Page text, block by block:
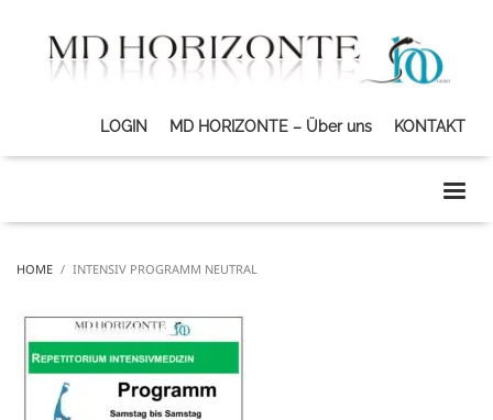
LOGIN MD HORIZONTE – Über uns KONTAKT
HOME INTENSIV PROGRAMM NEUTRAL